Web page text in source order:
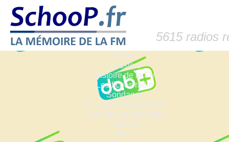
5615 radios
Accueil
Dossiers
Histoire de la FM
Les fiches radio
Sondages
Anciennes fréquences
Fréquences actuelles
Lexique
Liens